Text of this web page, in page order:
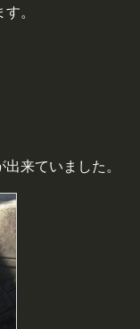
。
来ていました。